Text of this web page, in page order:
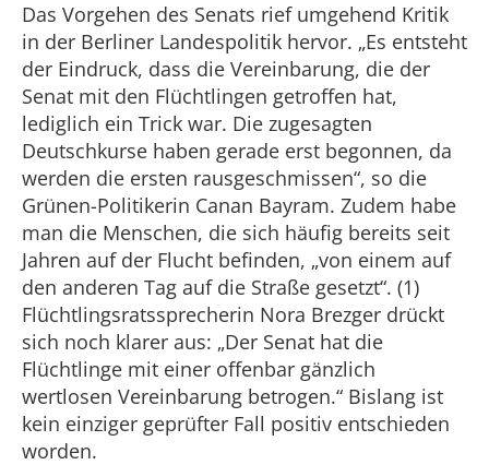
Das Vorgehen des Senats rief umgehend Kritik
in der Berliner Landespolitik hervor. „Es entsteht
der Eindruck, dass die Vereinbarung, die der
Senat mit den Flüchtlingen getroffen hat,
lediglich ein Trick war. Die zugesagten
Deutschkurse haben gerade erst begonnen, da
werden die ersten rausgeschmissen“, so die
Grünen-Politikerin Canan Bayram. Zudem habe
man die Menschen, die sich häufig bereits seit
Jahren auf der Flucht befinden, „von einem auf
den anderen Tag auf die Straße gesetzt“. (1)
Flüchtlingsratssprecherin Nora Brezger drückt
sich noch klarer aus: „Der Senat hat die
Flüchtlinge mit einer offenbar gänzlich
wertlosen Vereinbarung betrogen.“ Bislang ist
kein einziger geprüfter Fall positiv entschieden
worden.